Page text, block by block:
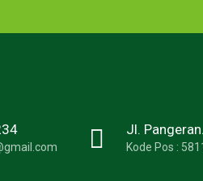
Jl.
Kode Pos :